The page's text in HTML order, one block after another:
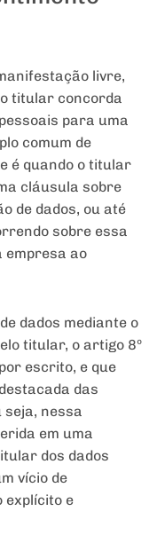
livre,
titular concorda
para uma
comum de
é quando o titular
cláusula sobre
de dados, ou até
sobre essa
empresa ao
dados mediante o
titular, o artigo 8º
escrito, e que
das
nessa
em uma
dos dados
vício de
explícito e